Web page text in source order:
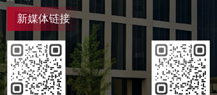
新媒体链接